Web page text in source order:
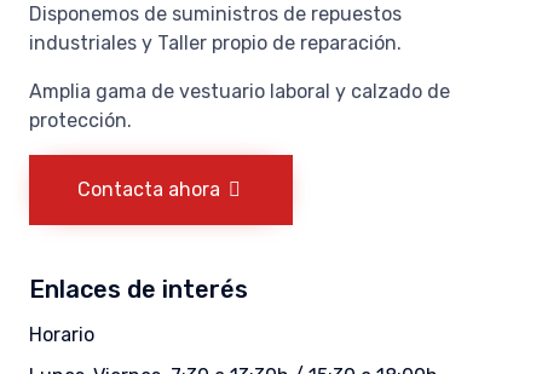
Disponemos de suministros de repuestos
industriales y Taller propio de reparación.
Amplia gama de vestuario laboral y calzado de
protección.
Contacta ahora
Enlaces de interés
Horario